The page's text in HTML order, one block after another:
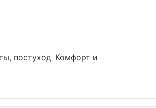
постуход. Комфорт и